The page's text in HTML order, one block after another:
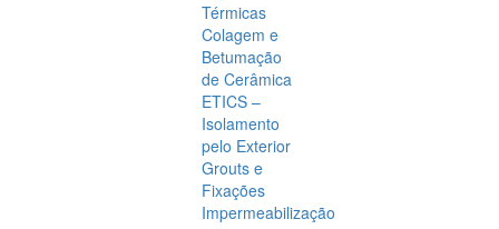
Térmicas
Colagem e
Betumação
de Cerâmica
ETICS –
Isolamento
pelo Exterior
Grouts e
Fixações
Impermeabilização